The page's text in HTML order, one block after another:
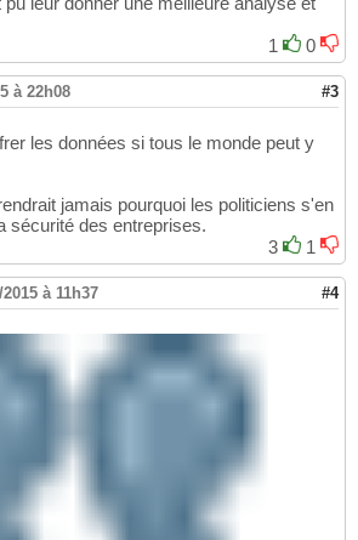
1
0
à 22h08 #3
les données si tous le monde peut y
jamais pourquoi les politiciens s'en
sécurité des entreprises.
3
1
2015 à 11h37 #4